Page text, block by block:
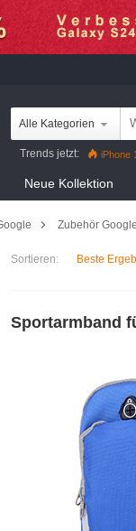
Alle Kategorien
Trends jetzt: iPhone
Neue Kollektion
Zubehör
Sortieren: Beste
Sportarmband